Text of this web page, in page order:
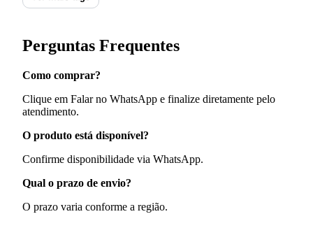
Perguntas Frequentes
Como comprar?
Clique em Falar no WhatsApp e finalize diretamente pelo
atendimento.
O produto está disponível?
Confirme disponibilidade via WhatsApp.
Qual o prazo de envio?
O prazo varia conforme a região.